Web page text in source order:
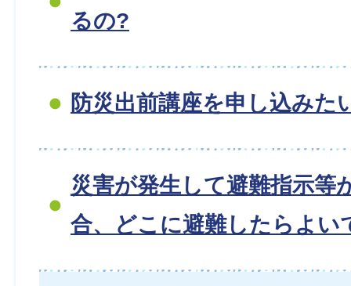
るの?
防災出前講座を申し込み
災害が発生して避難指示等
合、どこに避難したらよい